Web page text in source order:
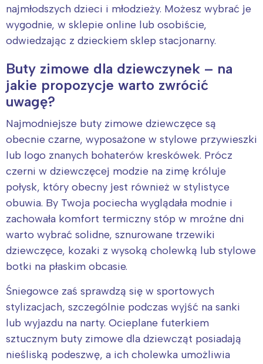
najmłodszych dzieci i młodzieży. Możesz wybrać je
wygodnie, w sklepie online lub osobiście,
odwiedzając z dzieckiem sklep stacjonarny.
Buty zimowe dla dziewczynek – na
jakie propozycje warto zwrócić
uwagę?
Najmodniejsze buty zimowe dziewczęce są
obecnie czarne, wyposażone w stylowe przywieszki
lub logo znanych bohaterów kreskówek. Prócz
czerni w dziewczęcej modzie na zimę króluje
połysk, który obecny jest również w stylistyce
obuwia. By Twoja pociecha wyglądała modnie i
zachowała komfort termiczny stóp w mroźne dni
warto wybrać solidne, sznurowane trzewiki
dziewczęce, kozaki z wysoką cholewką lub stylowe
botki na płaskim obcasie.
Śniegowce zaś sprawdzą się w sportowych
stylizacjach, szczególnie podczas wyjść na sanki
lub wyjazdu na narty. Ocieplane futerkiem
sztucznym buty zimowe dla dziewcząt posiadają
nieśliską podeszwę, a ich cholewka umożliwia